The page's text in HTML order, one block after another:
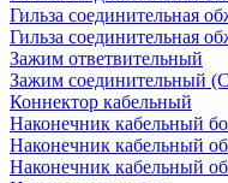
Гильза соединительная
Гильза соединительная
Зажим ответвительный
Зажим соединительный
Коннектор кабельный
Наконечник кабельный
Наконечник кабельный
Наконечник кабельный